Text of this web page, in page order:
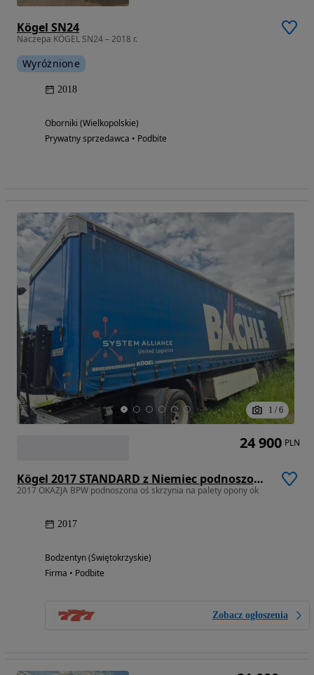
Kögel SN24
Naczepa KÖGEL SN24 – 2018 r.
Wyróżnione
2018
Oborniki (Wielkopolskie)
Prywatny sprzedawca • Podbite
1 / 6
Kögel 2017 STANDARD z Niemiec podnoszona oś / PALECIARA / STAN BARDZO DOBRY / OD PIERWSZEGO WŁAŚCICIELA / SKRZYNIA NA PALETY / TOP
2017 OKAZJA BPW podnoszona oś skrzynia na palety opony ok
2017
Bodzentyn (Świętokrzyskie)
Firma • Podbite
Zobacz ogłoszenia
24 900 PLN